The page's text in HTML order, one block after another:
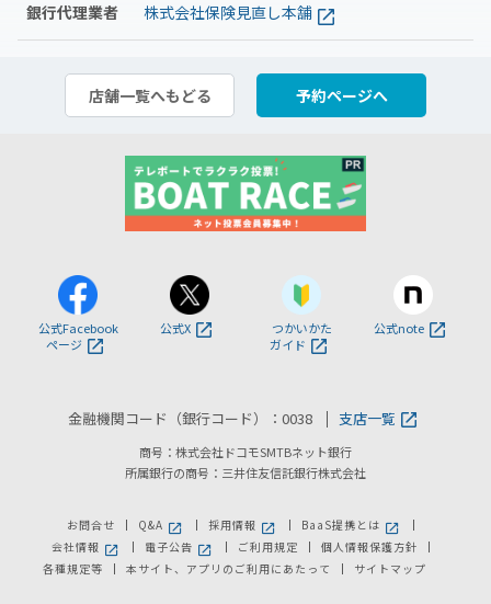
銀行代理業者 株式会社保険見直し本舗
店舗一覧へもどる 予約ページへ
公式Facebook
ページ
公式X
つかいかた
ガイド
公式note
金融機関コード（銀行コード）：0038 支店一覧
商号：株式会社ドコモSMTBネット銀行
所属銀行の商号：三井住友信託銀行株式会社
お問合せ Q&A新しいウィンドウで開きます。
採用情報新しいウィンドウで開きます。
BaaS提携とは新しいウィンドウで
会社情報新しいウィンドウで開きます。
電子公告新しいウィンドウで開きます。
ご利用規定
個人情報保護方針
各種規定等
本サイト、アプリのご利用にあたって サイトマップ